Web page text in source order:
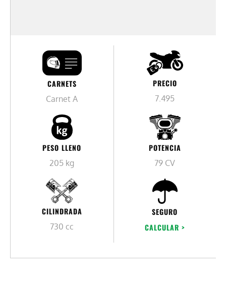
CARNETS
Carnet A
PRECIO
7.495
PESO LLENO
205 kg
POTENCIA
79 CV
CILINDRADA
730 cc
SEGURO
CALCULAR >